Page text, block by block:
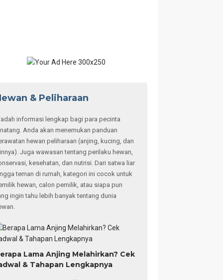
& Peliharaan
informasi lengkap bagi para pecinta
Anda akan menemukan panduan
hewan peliharaan (anjing, kucing, dan
Juga wawasan tentang perilaku hewan,
kesehatan, dan nutrisi. Dari satwa liar
teman di rumah, kategori ini cocok untuk
hewan, calon pemilik, atau siapa pun
ingin tahu lebih banyak tentang dunia
Lama Anjing Melahirkan? Cek
& Tahapan Lengkapnya